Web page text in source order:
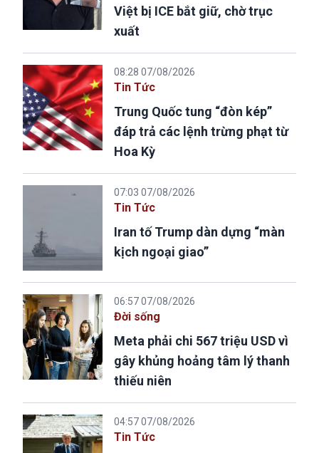
Việt bị ICE bắt giữ, chờ trục
xuất
08:28 07/08/2026
Tin Tức
Trung Quốc tung “đòn kép”
đáp trả các lệnh trừng phạt từ
Hoa Kỳ
07:03 07/08/2026
Tin Tức
Iran tố Trump dàn dựng “màn
kịch ngoại giao”
06:57 07/08/2026
Đời sống
Meta phải chi 567 triệu USD vì
gây khủng hoảng tâm lý thanh
thiếu niên
04:57 07/08/2026
Tin Tức